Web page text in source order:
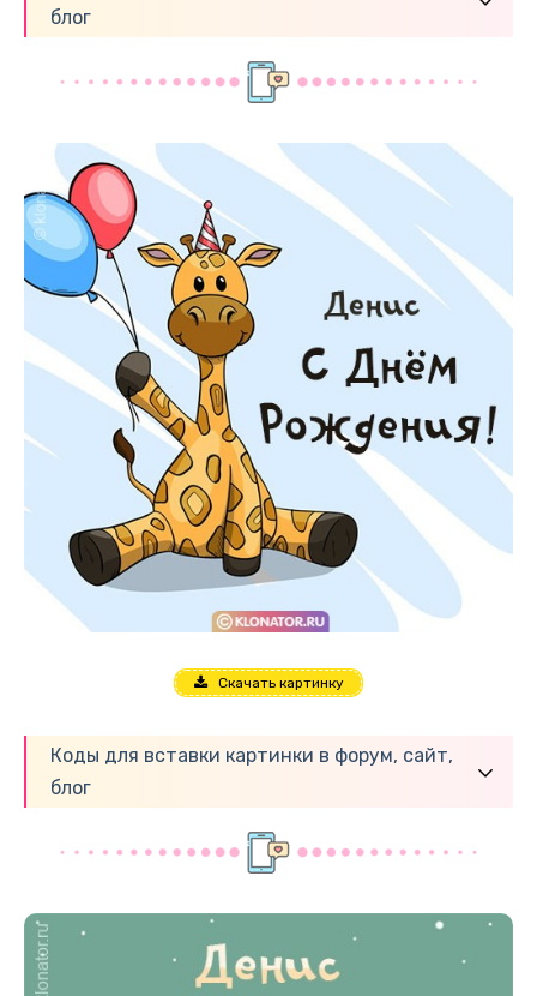
блог
Скачать картинку
Коды для вставки картинки в форум, сайт,
блог